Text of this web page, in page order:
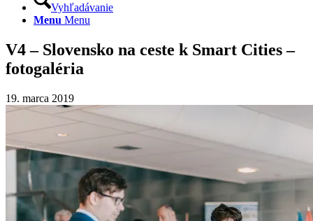
Vyhľadávanie
Menu Menu
V4 – Slovensko na ceste k Smart Cities –
fotogaléria
19. marca 2019